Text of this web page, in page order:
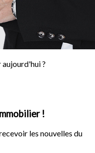
?
!
les nouvelles du